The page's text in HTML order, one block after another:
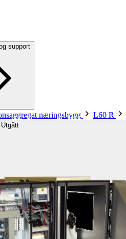
support
næringsbygg L60 R
Utgått